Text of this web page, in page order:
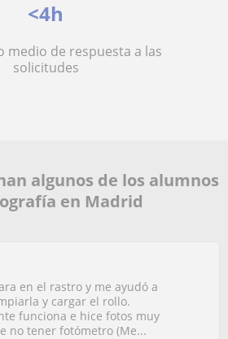
<4h
medio de respuesta a las
solicitudes
algunos de los alumnos
en Madrid
en el rastro y me ayudó a
y cargar el rollo.
funciona e hice fotos muy
no tener fotómetro (Me...